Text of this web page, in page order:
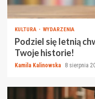
KULTURA WYDARZENIA
Podziel się letnią
Twoje historie!
Kamila Kalinowska 8 sierpnia